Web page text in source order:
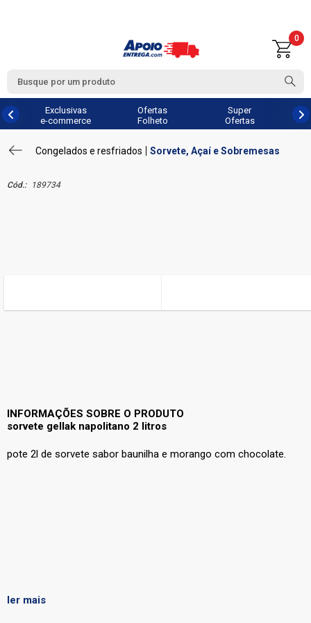
0
Exclusivas
e-commerce
Ofertas
Folheto
Super
Ofertas
Congelados e resfriados Sorvete, Açaí e Sobremesas
Cód.: 189734
INFORMAÇÕES SOBRE O PRODUTO
sorvete gellak napolitano 2 litros
pote 2l de sorvete sabor baunilha e morango com chocolate.
ler mais